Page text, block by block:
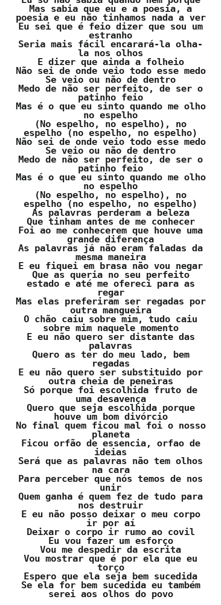
Mas sabia que eu e a poesia, a
poesia e eu não tinhamos nada a ver
Eu sei que é feio dizer que sou um
estranho
Seria mais fácil encarará-la olha-
la nos olhos
E dizer que ainda a folheio
Não sei de onde veio todo esse medo
Se veio ou não de dentro
Medo de não ser perfeito, de ser o
patinho feio
Mas é o que eu sinto quando me olho
no espelho
(No espelho, no espelho), no
espelho (no espelho, no espelho)
Não sei de onde veio todo esse medo
Se veio ou não de dentro
Medo de não ser perfeito, de ser o
patinho feio
Mas é o que eu sinto quando me olho
no espelho
(No espelho, no espelho), no
espelho (no espelho, no espelho)
As palavras perderam a beleza
Que tinham antes de me conhecer
Foi ao me conhecerem que houve uma
grande diferença
As palavras já não eram faladas da
mesma maneira
E eu fiquei em brasa não vou negar
Que as queria no seu perfeito
estado e até me ofereci para as
regar
Mas elas preferiram ser regadas por
outra mangueira
O chão caiu sobre mim, tudo caiu
sobre mim naquele momento
E eu não quero ser distante das
palavras
Quero as ter do meu lado, bem
regadas
E eu não quero ser substituido por
outra cheia de peneiras
Só porque foi escolhida fruto de
uma desavença
Quero que seja escolhida porque
houve um bom divórcio
No final quem ficou mal foi o nosso
planeta
Ficou orfão de essencia, orfao de
ideias
Será que as palavras não tem olhos
na cara
Para perceber que nós temos de nos
unir
Quem ganha é quem fez de tudo para
nos destruir
E eu não posso deixar o meu corpo
ir por aí
Deixar o corpo ir rumo ao covil
Eu vou fazer um esforço
Vou me despedir da escrita
Vou mostrar que é por ela que eu
torço
Espero que ela seja bem sucedida
Se ela for bem sucedida eu também
serei aos olhos do povo